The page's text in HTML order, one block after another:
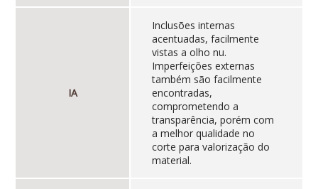
IA
Inclusões internas
acentuadas, facilmente
vistas a olho nu.
Imperfeições externas
também são facilmente
encontradas,
comprometendo a
transparência, porém com
a melhor qualidade no
corte para valorização do
material.